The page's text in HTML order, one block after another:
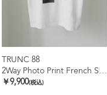
TRUNC 88
2Way Photo Print French Sleeve Tee
￥9,900(税込)